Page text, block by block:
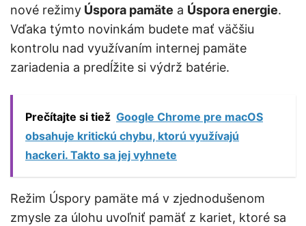
nové režimy Úspora pamäte a Úspora energie.
Vďaka týmto novinkám budete mať väčšiu
kontrolu nad využívaním internej pamäte
zariadenia a predĺžite si výdrž batérie.
Prečítajte si tiež Google Chrome pre macOS
obsahuje kritickú chybu, ktorú využívajú
hackeri. Takto sa jej vyhnete
Režim Úspory pamäte má v zjednodušenom
zmysle za úlohu uvoľniť pamäť z kariet, ktoré sa